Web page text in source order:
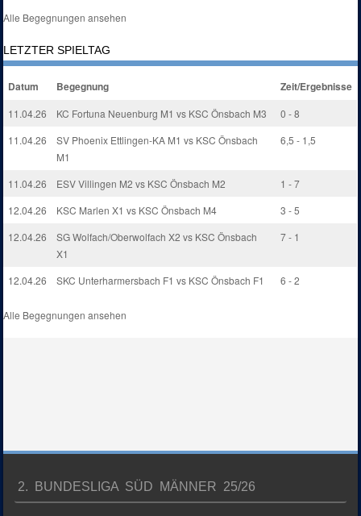
Alle Begegnungen ansehen
LETZTER SPIELTAG
Datum Begegnung Zeit/Ergebnisse
11.04.26 KC Fortuna Neuenburg M1 vs KSC Önsbach M3
0 - 8
11.04.26
SV Phoenix Ettlingen-KA M1 vs KSC Önsbach
M1
6,5 - 1,5
11.04.26 ESV Villingen M2 vs KSC Önsbach M2
1 - 7
12.04.26
KSC Marlen X1 vs KSC Önsbach M4
3 - 5
12.04.26
SG Wolfach/Oberwolfach X2 vs KSC Önsbach
X1
7 - 1
12.04.26 SKC Unterharmersbach F1 vs KSC Önsbach F1 6 - 2
Alle Begegnungen ansehen
2. BUNDESLIGA SÜD MÄNNER 25/26